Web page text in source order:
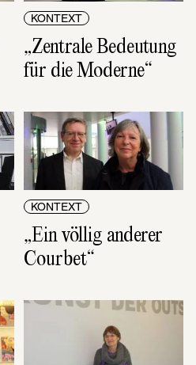
KONTEXT
„Zentrale Bedeutung
für die Moderne“
KONTEXT
„Ein völlig anderer
Courbet“